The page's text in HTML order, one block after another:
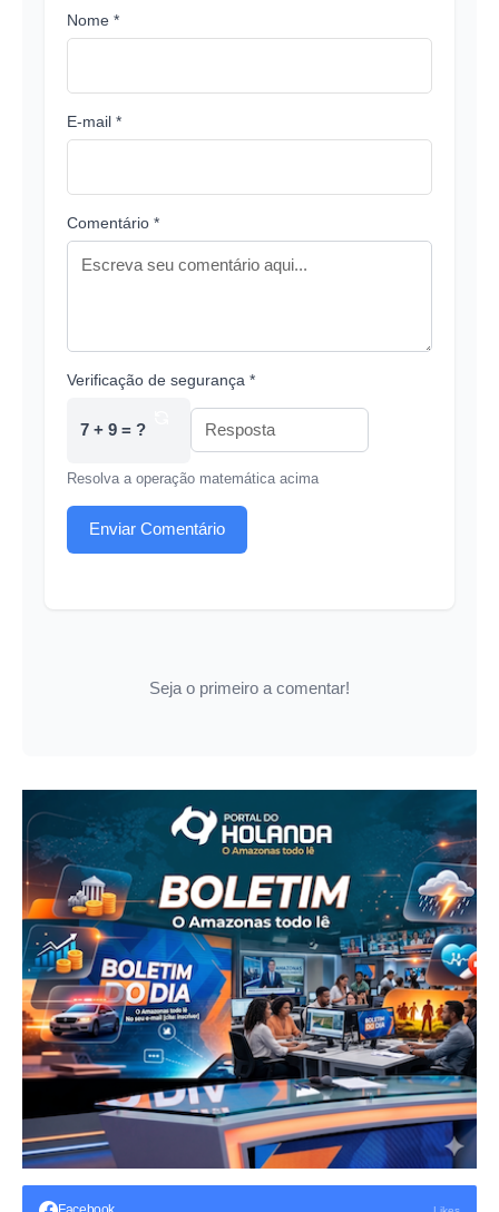
Nome *
E-mail *
Comentário *
Verificação de segurança *
7 + 9 = ?
Resolva a operação matemática acima
Enviar Comentário
Seja o primeiro a comentar!